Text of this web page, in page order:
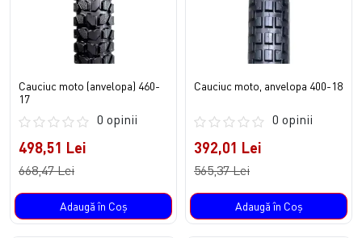
Cauciuc moto (anvelopa) 460-
17
0 opinii
498,51 Lei
668,47 Lei
Adaugă în Coş
Cauciuc moto, anvelopa 400-18
0 opinii
392,01 Lei
565,37 Lei
Adaugă în Coş